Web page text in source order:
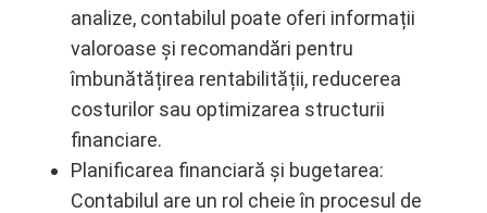
analize, contabilul poate oferi informații
valoroase și recomandări pentru
îmbunătățirea rentabilității, reducerea
costurilor sau optimizarea structurii
financiare.
Planificarea financiară și bugetarea:
Contabilul are un rol cheie în procesul de